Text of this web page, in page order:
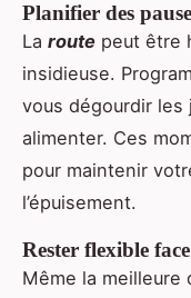
Planifier des
La route peut être
insidieuse.
vous dégourdir les
alimenter. Ces
pour maintenir
l’épuisement.
Rester flexible
Même la